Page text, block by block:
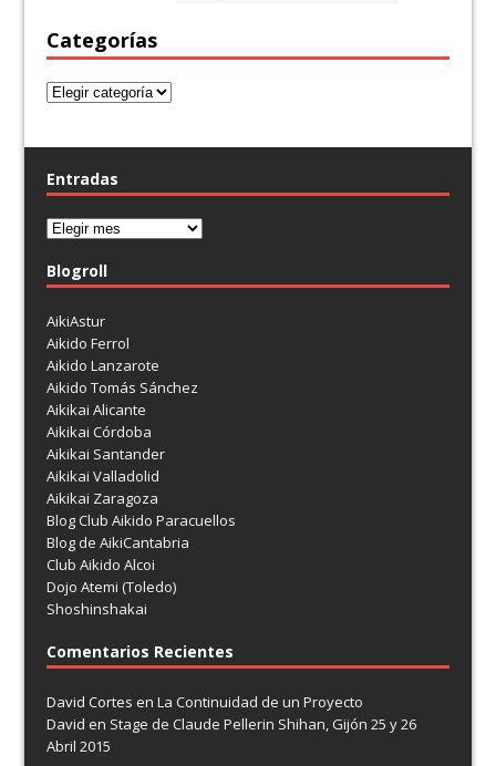
Categorías
Entradas
Blogroll
AikiAstur
Aikido Ferrol
Aikido Lanzarote
Aikido Tomás Sánchez
Aikikai Alicante
Aikikai Córdoba
Aikikai Santander
Aikikai Valladolid
Aikikai Zaragoza
Blog Club Aikido Paracuellos
Blog de AikiCantabria
Club Aikido Alcoi
Dojo Atemi (Toledo)
Shoshinshakai
Comentarios Recientes
David Cortes enLa Continuidad de un Proyecto
David en Stage de Claude Pellerin Shihan, Gijón 25 y 26
Abril 2015